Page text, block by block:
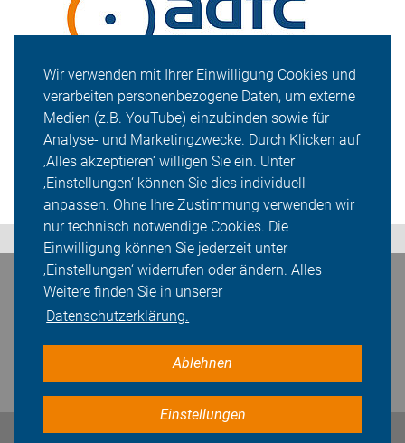
Wir verwenden mit Ihrer Einwilligung Cookies und
verarbeiten personenbezogene Daten, um externe
Medien (z.B. YouTube) einzubinden sowie für
Analyse- und Marketingzwecke. Durch Klicken auf
‚Alles akzeptieren‘ willigen Sie ein. Unter
‚Einstellungen‘ können Sie dies individuell
anpassen. Ohne Ihre Zustimmung verwenden wir
nur technisch notwendige Cookies. Die
Einwilligung können Sie jederzeit unter
‚Einstellungen‘ widerrufen oder ändern. Alles
Weitere finden Sie in unserer
Datenschutzerklärung.
Ablehnen
Einstellungen
Bleiben Sie in Kontakt